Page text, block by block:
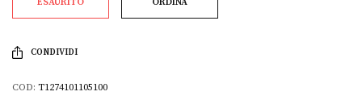
CONDIVIDI
COD: T1274101105100